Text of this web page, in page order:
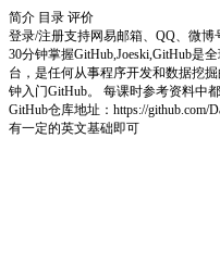
简介 目录 评价
登录/注册支持网易邮箱、QQ、微博
30分钟掌握GitHub,Joeski,GitHub是
台，是任何从事程序开发和数据挖
钟入门GitHub。 每课时参考资料中
GitHub仓库地址：https://github.com/
有一定的英文基础即可